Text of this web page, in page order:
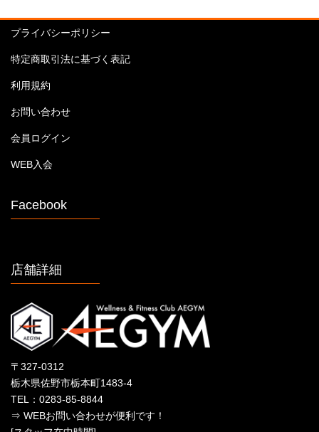
プライバシーポリシー
特定商取引法に基づく表記
利用規約
お問い合わせ
会員ログイン
WEB入会
Facebook
店舗詳細
〒327-0312
栃木県佐野市栃本町1483-4
TEL：0283-85-8844
⇒ WEBお問い合わせが便利です！